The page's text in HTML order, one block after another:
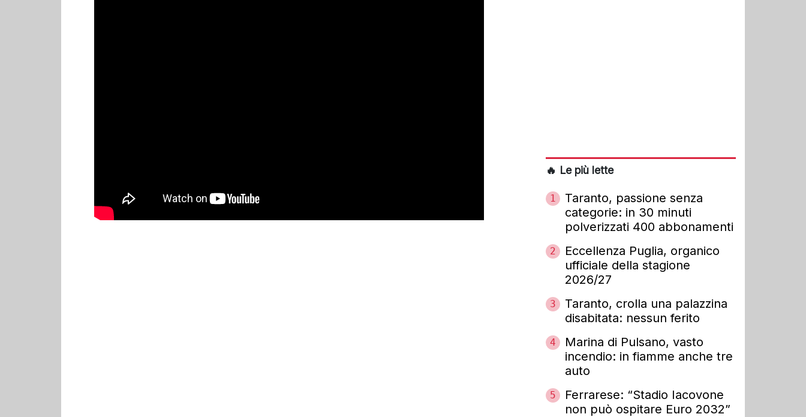
🔥 Le più lette
1
Taranto, passione senza
categorie: in 30 minuti
polverizzati 400 abbonamenti
2
Eccellenza Puglia, organico
ufficiale della stagione
2026/27
3
Taranto, crolla una palazzina
disabitata: nessun ferito
4
Marina di Pulsano, vasto
incendio: in fiamme anche tre
auto
5
Ferrarese: “Stadio Iacovone
non può ospitare Euro 2032”